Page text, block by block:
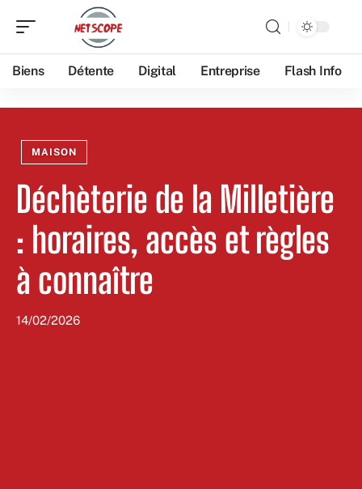
Biens Détente Digital Entreprise Flash Info
MAISON
Déchèterie de la Milletière
: horaires, accès et règles
à connaître
14/02/2026